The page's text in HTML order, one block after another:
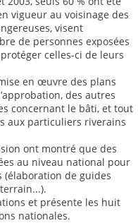
vigueur au voisinage des
visent
de personnes exposées
celles-ci de leurs
en œuvre des plans
des autres
concernant le bâti, et tout
aux particuliers riverains
ont montré que des
au niveau national pour
de guides
et présente les huit
nationales.